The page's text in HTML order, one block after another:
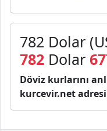
782 Dolar
782 Dolar
Döviz kurlarını
kurcevir.net